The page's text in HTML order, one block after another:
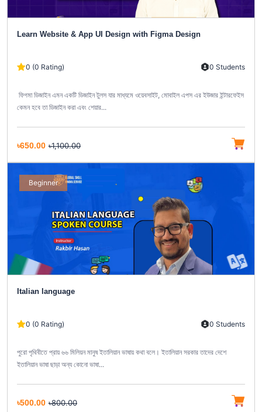
Learn Website & App UI Design with Figma Design
0 (0 Rating) 0 Students
ফিগমা ডিজাইন এমন একটি ডিজাইন টুলস যার মাধ্যমে ওয়েবসাইট, মোবাইল এপস এর ইউজার ইন্টারফেইস
কেমন হবে তা ডিজাইন করা এবং শেয়ার...
৳650.00 ৳1,100.00
Beginner
Italian language
0 (0 Rating) 0 Students
পুরো পৃথিবীতে প্রায় ৬৬ মিলিয়ন মানুষ ইতালিয়ান ভাষায় কথা বলে। ইতালিয়ান সরকার তাদের দেশে
ইতালিয়ান ভাষা ছাড়া অন্য কোনো ভাষা...
৳500.00 ৳800.00